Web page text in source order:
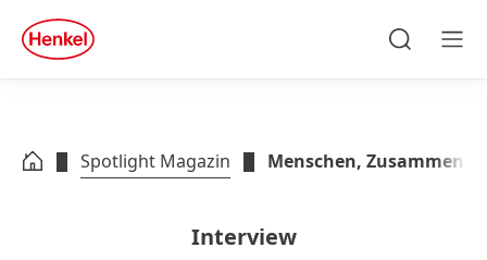
Zu Footer springen
quick
search
Spotlight Magazin Menschen,
Interview